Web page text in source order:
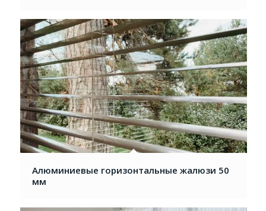
Алюминиевые горизонтальные жалюзи 50
мм